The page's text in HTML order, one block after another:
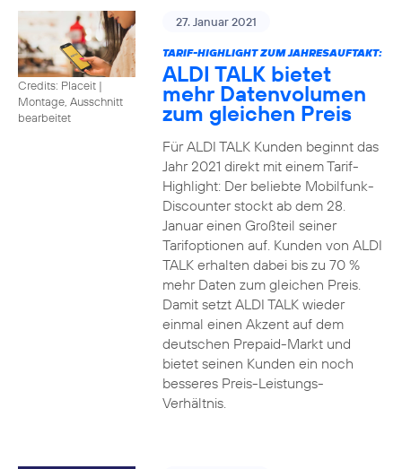
Credits: Placeit |
Montage, Ausschnitt
bearbeitet
27. Januar 2021
TARIF-HIGHLIGHT ZUM JAHRESAUFTAKT:
ALDI TALK bietet
mehr Datenvolumen
zum gleichen Preis
Für ALDI TALK Kunden beginnt das
Jahr 2021 direkt mit einem Tarif-
Highlight: Der beliebte Mobilfunk-
Discounter stockt ab dem 28.
Januar einen Großteil seiner
Tarifoptionen auf. Kunden von ALDI
TALK erhalten dabei bis zu 70 %
mehr Daten zum gleichen Preis.
Damit setzt ALDI TALK wieder
einmal einen Akzent auf dem
deutschen Prepaid-Markt und
bietet seinen Kunden ein noch
besseres Preis-Leistungs-
Verhältnis.